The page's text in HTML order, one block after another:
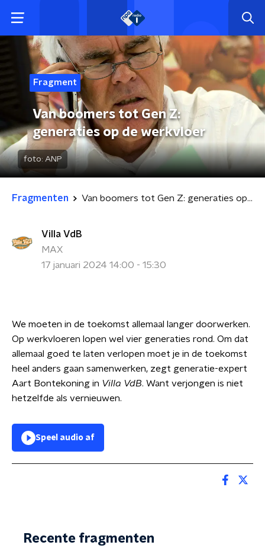
Fragment
Van boomers tot Gen Z:
generaties op de werkvloer
foto: ANP
Fragmenten Van boomers tot Gen Z: generaties op de werkvloer
Villa VdB
MAX
17 januari 2024 14:00 - 15:30
We moeten in de toekomst allemaal langer doorwerken.
Op werkvloeren lopen wel vier generaties rond. Om dat
allemaal goed te laten verlopen moet je in de toekomst
heel anders gaan samenwerken, zegt generatie-expert
Aart Bontekoning in Villa VdB. Want verjongen is niet
hetzelfde als vernieuwen.
Speel audio af
Recente fragmenten